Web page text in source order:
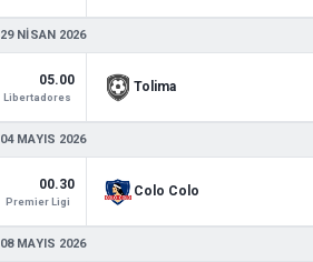
29 NISAN 2026
05.00
Libertadores
Tolima
04 MAYIS 2026
00.30
Premier Ligi
Colo Colo
08 MAYIS 2026